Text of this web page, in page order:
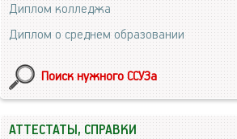
Диплом колледжа
Диплом о среднем образовании
Поиск нужного ССУЗа
АТТЕСТАТЫ, СПРАВКИ